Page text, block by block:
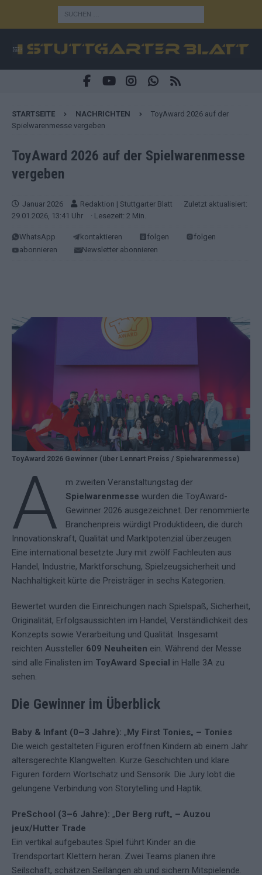
STARTSEITE NACHRICHTEN
ToyAward 2026 auf der
Spielwarenmesse vergeben
ToyAward 2026 auf der Spielwarenmesse
vergeben
Januar 2026 Redaktion | Stuttgarter Blatt
· Zuletzt aktualisiert:
29.01.2026, 13:41 Uhr
· Lesezeit: 2 Min.
WhatsApp kontaktieren folgen
folgen
abonnieren
Newsletter abonnieren
ToyAward 2026 Gewinner (über Lennart Preiss / Spielwarenmesse)
A
m zweiten Veranstaltungstag der
Spielwarenmesse wurden die ToyAward-
Gewinner 2026 ausgezeichnet. Der renommierte
Branchenpreis würdigt Produktideen, die durch
Innovationskraft, Qualität und Marktpotenzial überzeugen.
Eine international besetzte Jury mit zwölf Fachleuten aus
Handel, Industrie, Marktforschung, Spielzeugsicherheit und
Nachhaltigkeit kürte die Preisträger in sechs Kategorien.
Bewertet wurden die Einreichungen nach Spielspaß, Sicherheit,
Originalität, Erfolgsaussichten im Handel, Verständlichkeit des
Konzepts sowie Verarbeitung und Qualität. Insgesamt
reichten Aussteller 609 Neuheiten ein. Während der Messe
sind alle Finalisten im ToyAward Special in Halle 3A zu
sehen.
Die Gewinner im Überblick
Baby & Infant (0–3 Jahre): „My First Tonies„ – Tonies
Die weich gestalteten Figuren eröffnen Kindern ab einem Jahr
altersgerechte Klangwelten. Kurze Geschichten und klare
Figuren fördern Wortschatz und Sensorik. Die Jury lobt die
gelungene Verbindung von Storytelling und Haptik.
PreSchool (3–6 Jahre): „Der Berg ruft„ – Auzou
jeux/Hutter Trade
Ein vertikal aufgebautes Spiel führt Kinder an die
Trendsportart Klettern heran. Zwei Teams planen ihre
Seilschaft, schätzen Seillängen ab und sichern Mitspielende.